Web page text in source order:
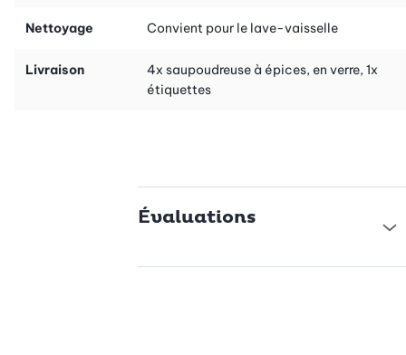
Nettoyage Convient pour le lave-vaisselle
Livraison
4x saupoudreuse à épices, en verre, 1x
étiquettes
Évaluations